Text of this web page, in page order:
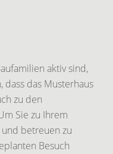
aktiv sind,
dass das Musterhaus
zu den
Sie zu Ihrem
betreuen zu
Besuch